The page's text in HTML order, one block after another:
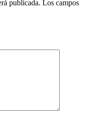
publicada. Los campos